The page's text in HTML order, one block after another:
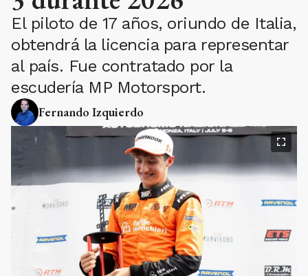
El piloto de 17 años, oriundo de Italia,
obtendrá la licencia para representar
al país. Fue contratado por la
escudería MP Motorsport.
Fernando Izquierdo